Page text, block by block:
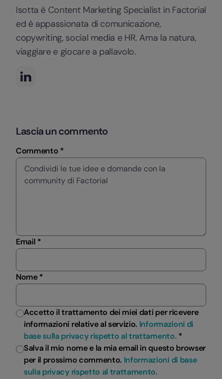
Isotta è Content Marketing Specialist in Factorial
ed è appassionata di comunicazione,
copywriting, social media e HR. Ama la natura,
viaggiare e giocare a pallavolo.
Lascia un commento
Commento *
Email *
Nome *
Accetto il trattamento dei miei dati per ricevere
informazioni relative al servizio. Informazioni di
base sulla privacy rispetto al trattamento. *
Salva il mio nome e la mia email in questo browser
per il prossimo commento. Informazioni di base
sulla privacy rispetto al trattamento.